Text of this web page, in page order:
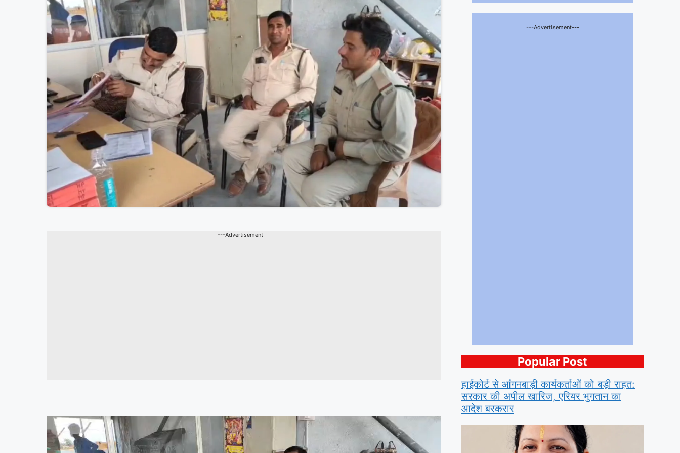
---Advertisement---
Video
Player
---Advertisement---
Popular Post
हाईकोर्ट से आंगनबाड़ी कार्यकर्ताओं को बड़ी राहत:
सरकार की अपील खारिज, एरियर भुगतान का
आदेश बरकरार